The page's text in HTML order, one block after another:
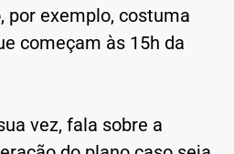
por exemplo, costuma
começam às 15h da
vez, fala sobre a